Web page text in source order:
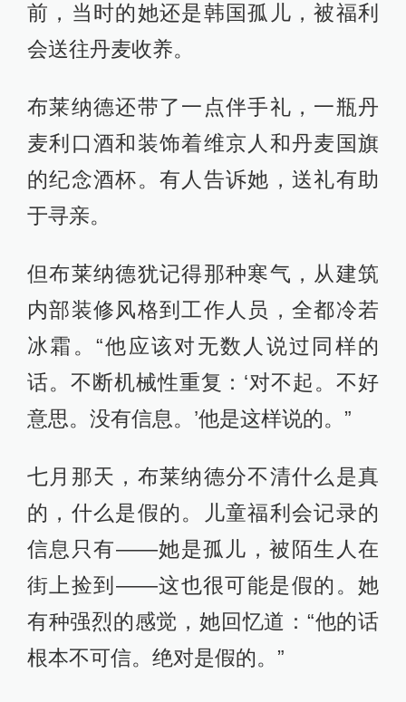
前，当时的她还是韩国孤儿，被福利
会送往丹麦收养。
布莱纳德还带了一点伴手礼，一瓶丹
麦利口酒和装饰着维京人和丹麦国旗
的纪念酒杯。有人告诉她，送礼有助
于寻亲。
但布莱纳德犹记得那种寒气，从建筑
内部装修风格到工作人员，全都冷若
冰霜。“他应该对无数人说过同样的
话。不断机械性重复：‘对不起。不好
意思。没有信息。’他是这样说的。”
七月那天，布莱纳德分不清什么是真
的，什么是假的。儿童福利会记录的
信息只有——她是孤儿，被陌生人在
街上捡到——这也很可能是假的。她
有种强烈的感觉，她回忆道：“他的话
根本不可信。绝对是假的。”